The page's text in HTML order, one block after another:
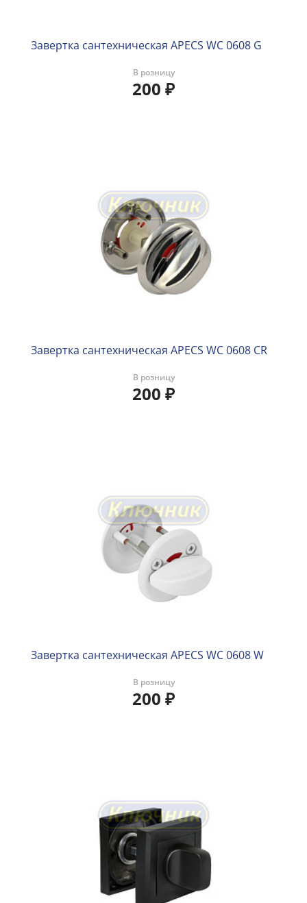
Завертка сантехническая APECS WC 0608 G
В розницу
200 ₽
Завертка сантехническая APECS WC 0608 CR
В розницу
200 ₽
Завертка сантехническая APECS WC 0608 W
В розницу
200 ₽